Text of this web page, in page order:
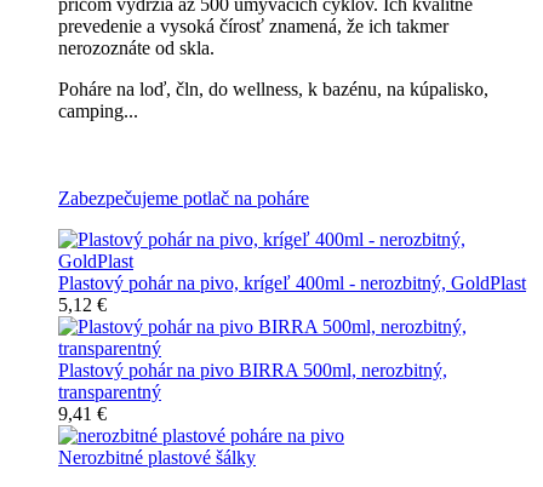
pričom vydržia až 500 umývacích cyklov. Ich kvalitné
prevedenie a vysoká čírosť znamená, že ich takmer
nerozoznáte od skla.
Poháre na loď, čln, do wellness, k bazénu, na kúpalisko,
camping...
Zabezpečujeme potlač na poháre
Plastový pohár na pivo, krígeľ 400ml - nerozbitný, GoldPlast
5,12 €
Plastový pohár na pivo BIRRA 500ml, nerozbitný,
transparentný
9,41 €
Nerozbitné plastové šálky